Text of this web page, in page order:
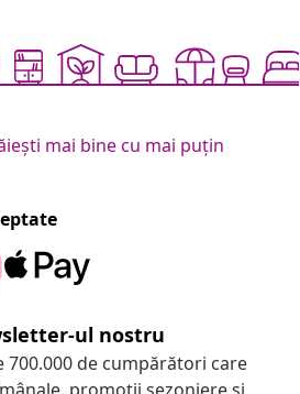
mai bine cu mai puțin
ul nostru
de cumpărători care